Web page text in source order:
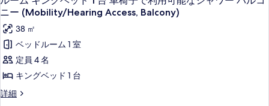
て
の
写
真
を
示
て
の
写
真
を
表
バ
ル
コ
ニ
ー
パ
ー
ッ
台
バ
ル
コ
ー
ー
ム
キ
ン
グ
ベ
ニー (Mobility/Hearing Access, Balcony)
38 ㎡
ベッドルーム 1 室
定員 4 名
キングベッド 1 台
詳細
ル